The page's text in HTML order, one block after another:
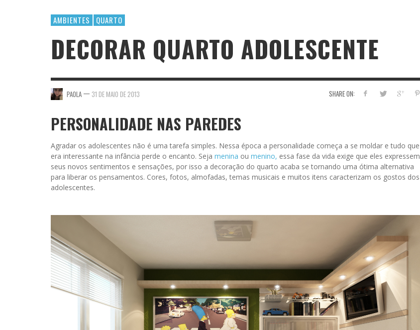
AMBIENTES QUARTO
DECORAR QUARTO ADOLESCENTE
SHARE ON:
PAOLA — 31 DE MAIO DE 2013
PERSONALIDADE NAS PAREDES
Agradar os adolescentes não é uma tarefa simples. Nessa época a personalidade começa a se moldar e tudo que
era interessante na infância perde o encanto. Seja menina ou menino, essa fase da vida exige que eles expressem
seus novos sentimentos e sensações, por isso a decoração do quarto acaba se tornando uma ótima alternativa
para liberar os pensamentos. Cores, fotos, almofadas, temas musicais e muitos itens caracterizam os gostos dos
adolescentes.